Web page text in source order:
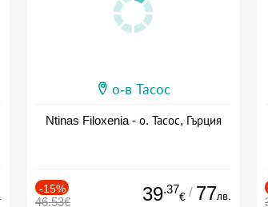
о-в Тасос
Ntinas Filoxenia - о. Тасос, Гърция
-15%
46.53€ 39.37
€ / 77лв.